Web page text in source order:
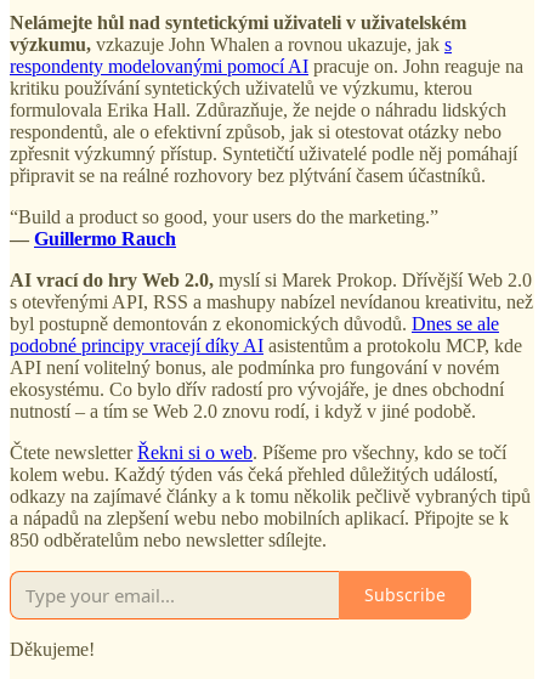
Nelámejte hůl nad syntetickými uživateli v uživatelském
výzkumu, vzkazuje John Whalen a rovnou ukazuje, jak s
respondenty modelovanými pomocí AI pracuje on. John reaguje na
kritiku používání syntetických uživatelů ve výzkumu, kterou
formulovala Erika Hall. Zdůrazňuje, že nejde o náhradu lidských
respondentů, ale o efektivní způsob, jak si otestovat otázky nebo
zpřesnit výzkumný přístup. Syntetičtí uživatelé podle něj pomáhají
připravit se na reálné rozhovory bez plýtvání časem účastníků.
“Build a product so good, your users do the marketing.”
— Guillermo Rauch
AI vrací do hry Web 2.0, myslí si Marek Prokop. Dřívější Web 2.0
s otevřenými API, RSS a mashupy nabízel nevídanou kreativitu, než
byl postupně demontován z ekonomických důvodů. Dnes se ale
podobné principy vracejí díky AI asistentům a protokolu MCP, kde
API není volitelný bonus, ale podmínka pro fungování v novém
ekosystému. Co bylo dřív radostí pro vývojáře, je dnes obchodní
nutností – a tím se Web 2.0 znovu rodí, i když v jiné podobě.
Čtete newsletterŘekni si o web. Píšeme pro všechny, kdo se točí
kolem webu. Každý týden vás čeká přehled důležitých událostí,
odkazy na zajímavé články a k tomu několik pečlivě vybraných tipů
a nápadů na zlepšení webu nebo mobilních aplikací. Připojte se k
850 odběratelům nebo newsletter sdílejte.
Subscribe
Děkujeme!